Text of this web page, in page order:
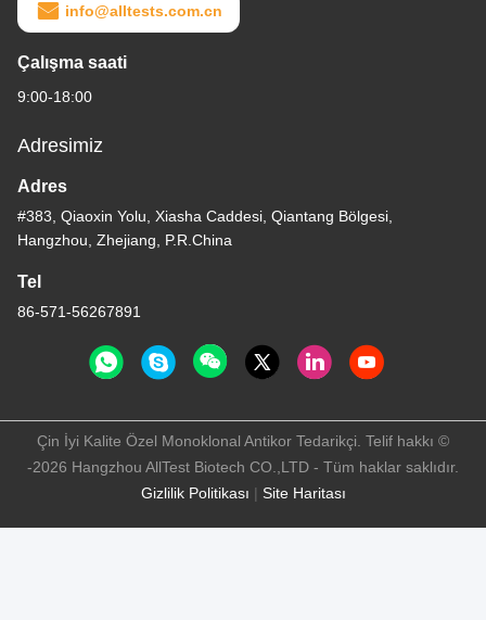
info@alltests.com.cn
Çalışma saati
9:00-18:00
Adresimiz
Adres
#383, Qiaoxin Yolu, Xiasha Caddesi, Qiantang Bölgesi,
Hangzhou, Zhejiang, P.R.China
Tel
86-571-56267891
Gizlilik Politikası | Site Haritası
Çin İyi Kalite Özel Monoklonal Antikor Tedarikçi. Telif hakkı ©
-2026 Hangzhou AllTest Biotech CO.,LTD - Tüm haklar saklıdır.